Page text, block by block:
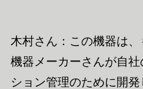
木村さん：この機器は
機器 メーカーさんが自社
ション管理のために開